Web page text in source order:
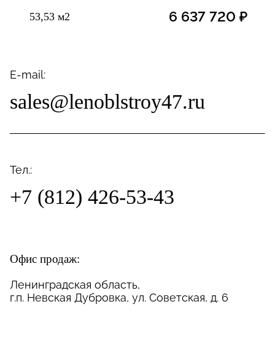
53,53 м2 6 637 720 ₽
Офис продаж:
Ленинградская область,
г.п. Невская Дубровка, ул. Советская, д. 6
E-mail:
sales@lenoblstroy47.ru
Тел.:
+7 (812) 426-53-43